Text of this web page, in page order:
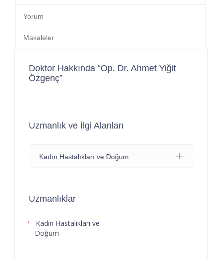
Yorum
Makaleler
Doktor Hakkında “Op. Dr. Ahmet Yiğit
Özgenç”
Uzmanlık ve İlgi Alanları
Kadın Hastalıkları ve Doğum
Uzmanlıklar
Kadın Hastalıkları ve
Doğum